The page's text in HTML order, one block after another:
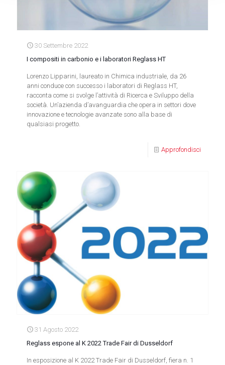
30 Settembre 2022
I compositi in carbonio e i laboratori Reglass HT
Lorenzo Lipparini, laureato in Chimica industriale, da 26
anni conduce con successo i laboratori di Reglass HT,
racconta come si svolge l’attività di Ricerca e Sviluppo della
società. Un’azienda d’avanguardia che opera in settori dove
innovazione e tecnologie avanzate sono alla base di
qualsiasi progetto.
Approfondisci
31 Agosto 2022
Reglass espone al K 2022 Trade Fair di Dusseldorf
In esposizione al K 2022 Trade Fair di Dusseldorf, fiera n. 1